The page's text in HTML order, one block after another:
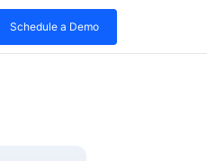
Schedule a Demo